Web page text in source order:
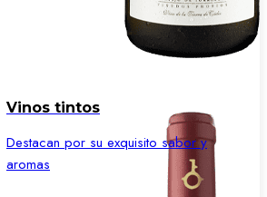
Vinos tintos
Destacan por su exquisito sabor y
aromas